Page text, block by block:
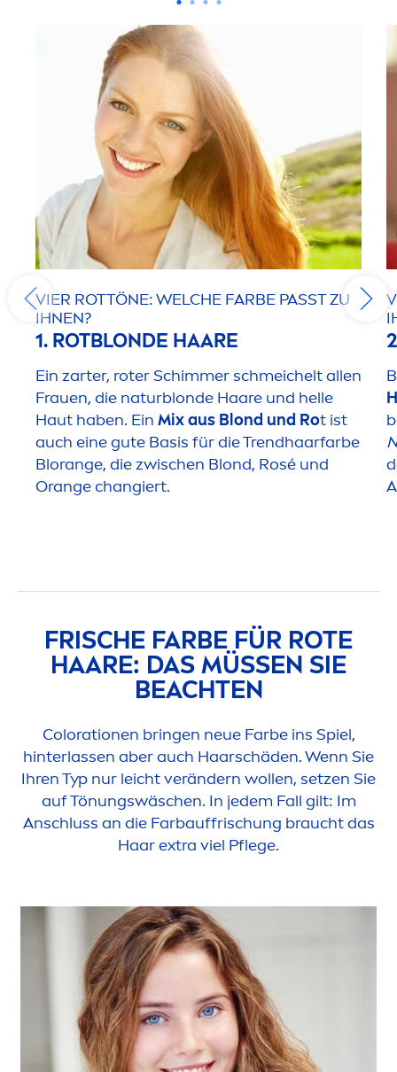
VIER ROTTÖNE: WELCHE FARBE PASST ZU
IHNEN?
1. ROTBLONDE HAARE
Ein zarter, roter Schimmer schmeichelt allen
Frauen, die naturblonde Haare und helle
Haut haben. Ein Mix aus Blond und Rot ist
auch eine gute Basis für die Trendhaarfarbe
Blorange, die zwischen Blond, Rosé und
Orange changiert.
FRISCHE FARBE FÜR ROTE
HAARE: DAS MÜSSEN SIE
BEACHTEN
Colorationen bringen neue Farbe ins Spiel,
hinterlassen aber auch Haarschäden. Wenn Sie
Ihren Typ nur leicht verändern wollen, setzen Sie
auf Tönungswäschen. In jedem Fall gilt: Im
Anschluss an die Farbauffrischung braucht das
Haar extra viel Pflege.